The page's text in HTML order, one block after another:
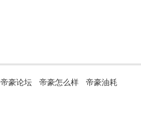
帝豪论坛 帝豪怎么样
帝豪油耗